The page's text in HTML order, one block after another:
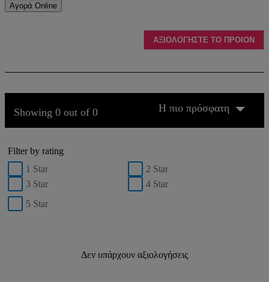
Αγορά Online
ΑΞΙΟΛΟΓΗΣΤΕ ΤΟ ΠΡΟΙΟΝ
Showing 0 out of 0 Η πιο πρόσφατη
Filter by rating
1 Star
2 Star
3 Star
4 Star
5 Star
Δεν υπάρχουν αξιολογήσεις